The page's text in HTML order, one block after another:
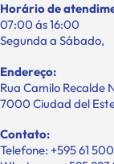
Horário de
07:00 ás 16:00
Segunda a Sábado,
Endereço:
Rua Camilo Recalde
7000 Ciudad del
Contato:
Telefone: +595 61